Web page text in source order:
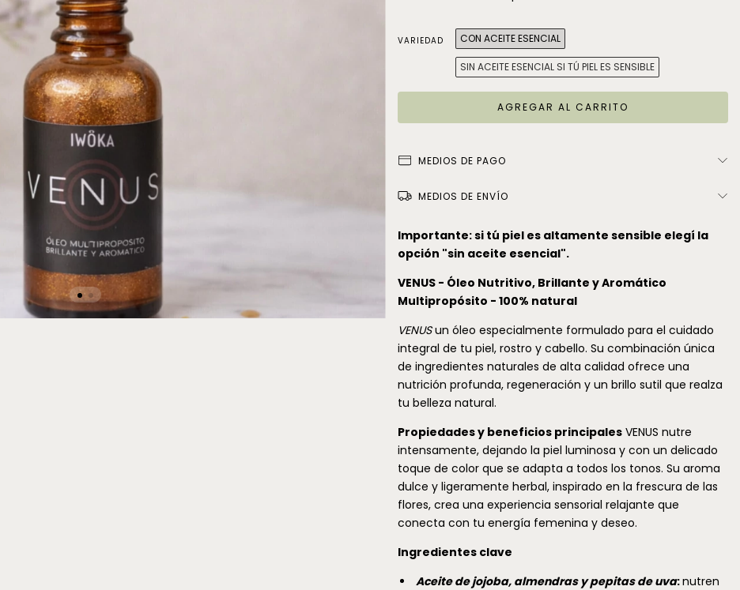
VARIEDAD CON ACEITE ESENCIAL
SIN ACEITE ESENCIAL SI TÚ PIEL ES SENSIBLE
MEDIOS DE PAGO
MEDIOS DE ENVÍO
Importante: si tú piel es altamente sensible elegí la
opción "sin aceite esencial".
VENUS - Óleo Nutritivo, Brillante y Aromático
Multipropósito - 100% natural
VENUSun óleo especialmente formulado para el cuidado
integral de tu piel, rostro y cabello. Su combinación única
de ingredientes naturales de alta calidad ofrece una
nutrición profunda, regeneración y un brillo sutil que realza
tu belleza natural.
Propiedades y beneficios principales VENUS nutre
intensamente, dejando la piel luminosa y con un delicado
toque de color que se adapta a todos los tonos. Su aroma
dulce y ligeramente herbal, inspirado en la frescura de las
flores, crea una experiencia sensorial relajante que
conecta con tu energía femenina y deseo.
Ingredientes clave
Aceite de jojoba, almendras y pepitas de uva:nutren